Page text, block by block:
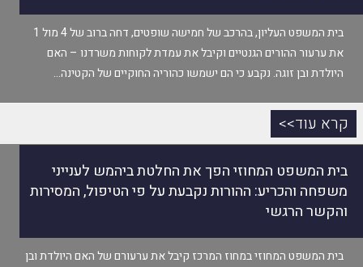
בית המשפט העליון, בהרכב של חמישה שופטים, דחה ברוב של 4 מול 1
את ערעור ההורים הגנטיים וקיבל את עמדת לקוחות משרדנו – האם
היולדת ובן זוגה. נקבע כי הם ישמשו כהוריה החוקיים של הקטינה…
קרא עוד>>
בית המשפט המחוזי הפך את החלטת ביהמש לענייני
משפחה והכריע: ההורות נקבעת על פי הטיפול, המסירות
והקשר הרגשי
בית המשפט המחוזי במחוז המרכז קיבל את ערעורם של האם היולדת ובן